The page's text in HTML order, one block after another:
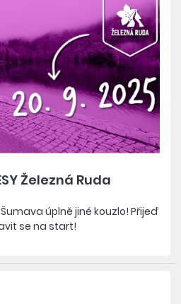
Železná Ruda
úplně jiné kouzlo! Přijeď
se na start!